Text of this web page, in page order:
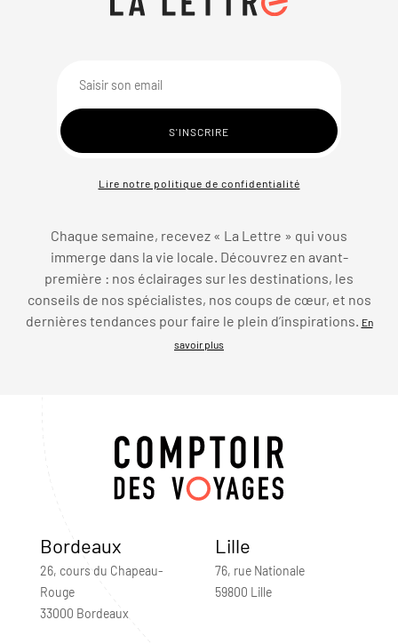
Lire notre politique de confidentialité
Chaque semaine, recevez « La Lettre » qui vous
immerge dans la vie locale. Découvrez en avant-
première : nos éclairages sur les destinations, les
conseils de nos spécialistes, nos coups de cœur, et nos
dernières tendances pour faire le plein d’inspirations.
En
savoir plus
Bordeaux
26, cours du Chapeau-
Rouge
33000 Bordeaux
Lille
76, rue Nationale
59800 Lille